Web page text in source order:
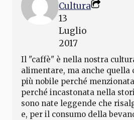
Cultura
13
Luglio
2017
Il "caffè" è nella nostra
alimentare, ma anche quella
più nobile perché
perché incastonata nella
sono nate leggende che
e, per il consumo della